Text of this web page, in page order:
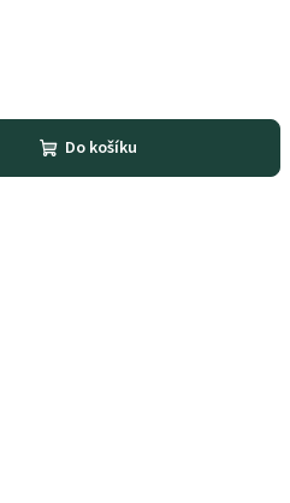
Do košíku